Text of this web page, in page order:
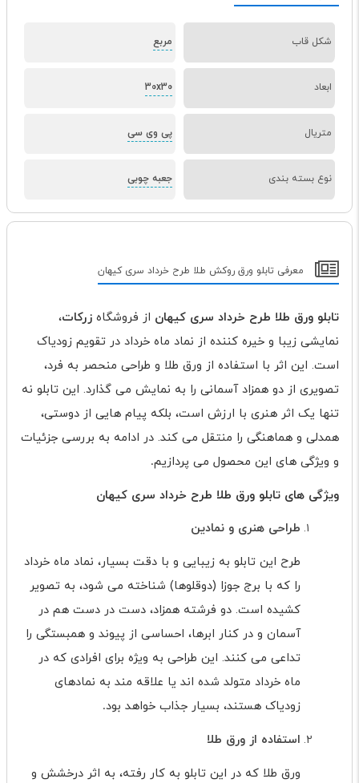
شکل قاب مربع
ابعاد 30x30
متریال پی وی سی
نوع بسته بندی جعبه چوبی
معرفی تابلو ورق روکش طلا طرح خرداد سری کیهان
تابلو ورق طلا طرح خرداد سری کیهان از فروشگاه زرکات،
نمایشی زیبا و خیره کننده از نماد ماه خرداد در تقویم زودیاک
است. این اثر با استفاده از ورق طلا و طراحی منحصر به فرد،
تصویری از دو همزاد آسمانی را به نمایش می گذارد. این تابلو نه
تنها یک اثر هنری با ارزش است، بلکه پیام هایی از دوستی،
همدلی و هماهنگی را منتقل می کند. در ادامه به بررسی جزئیات
و ویژگی های این محصول می پردازیم.
ویژگی های تابلو ورق طلا طرح خرداد سری کیهان
طراحی هنری و نمادین
طرح این تابلو به زیبایی و با دقت بسیار، نماد ماه خرداد
را که با برج جوزا (دوقلوها) شناخته می شود، به تصویر
کشیده است. دو فرشته همزاد، دست در دست هم در
آسمان و در کنار ابرها، احساسی از پیوند و همبستگی را
تداعی می کنند. این طراحی به ویژه برای افرادی که در
ماه خرداد متولد شده اند یا علاقه مند به نمادهای
زودیاک هستند، بسیار جذاب خواهد بود.
استفاده از ورق طلا
ورق طلا که در این تابلو به کار رفته، به اثر درخشش و